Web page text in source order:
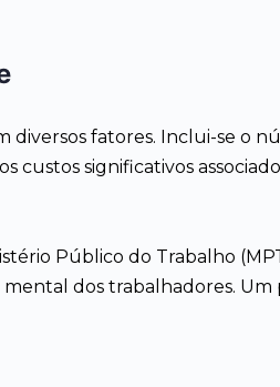
diversos fatores. Inclui-se o
custos significativos
Público do Trabalho
dos trabalhadores. Um